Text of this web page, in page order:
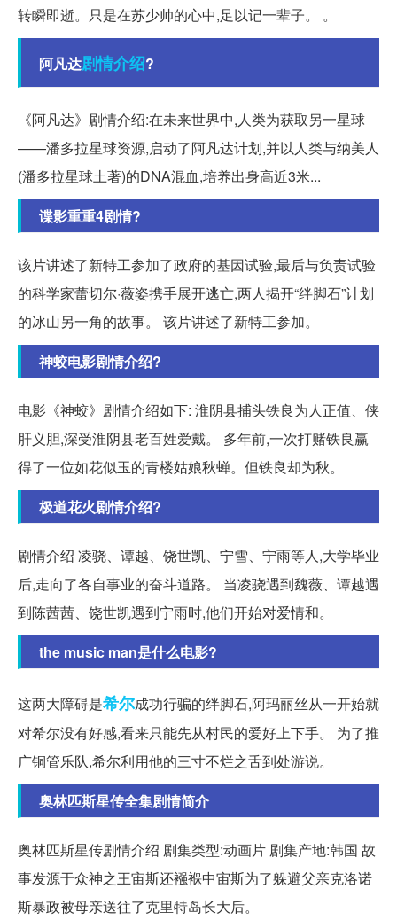
转瞬即逝。只是在苏少帅的心中,足以记一辈子。 。
阿凡达剧情介绍?
《阿凡达》剧情介绍:在未来世界中,人类为获取另一星球
——潘多拉星球资源,启动了阿凡达计划,并以人类与纳美人
(潘多拉星球土著)的DNA混血,培养出身高近3米...
谍影重重4剧情?
该片讲述了新特工参加了政府的基因试验,最后与负责试验
的科学家蕾切尔·薇姿携手展开逃亡,两人揭开“绊脚石”计划
的冰山另一角的故事。 该片讲述了新特工参加。
神蛟电影剧情介绍?
电影《神蛟》剧情介绍如下: 淮阴县捕头铁良为人正值、侠
肝义胆,深受淮阴县老百姓爱戴。 多年前,一次打赌铁良赢
得了一位如花似玉的青楼姑娘秋蝉。但铁良却为秋。
极道花火剧情介绍?
剧情介绍 凌骁、谭越、饶世凯、宁雪、宁雨等人,大学毕业
后,走向了各自事业的奋斗道路。 当凌骁遇到魏薇、谭越遇
到陈茜茜、饶世凯遇到宁雨时,他们开始对爱情和。
the music man是什么电影?
这两大障碍是希尔成功行骗的绊脚石,阿玛丽丝从一开始就
对希尔没有好感,看来只能先从村民的爱好上下手。 为了推
广铜管乐队,希尔利用他的三寸不烂之舌到处游说。
奥林匹斯星传全集剧情简介
奥林匹斯星传剧情介绍 剧集类型:动画片 剧集产地:韩国 故
事发源于众神之王宙斯还襁褓中宙斯为了躲避父亲克洛诺
斯暴政被母亲送往了克里特岛长大后。